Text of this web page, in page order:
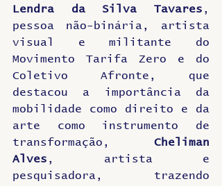
Lendra da Silva Tavares ,
pessoa não-binária, artista
visual e militante do
Movimento Tarifa Zero e do
Coletivo Afronte, que
destacou a importância da
mobilidade como direito e da
arte como instrumento de
transformação, Cheliman
Alves , artista e
pesquisadora, trazendo